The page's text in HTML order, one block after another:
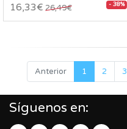
16,33€ 26,49€ - 38%
Anterior 1 2 3
Síguenos en: